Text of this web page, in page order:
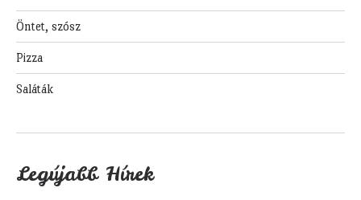
Öntet, szósz
Pizza
Saláták
Legújabb Hírek